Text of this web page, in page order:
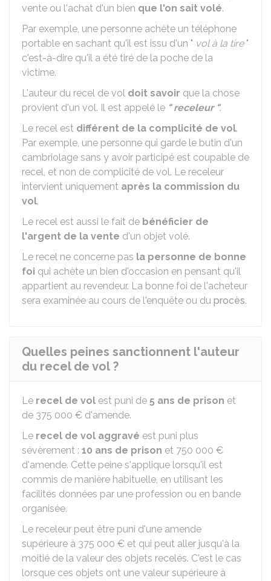
vente ou l'achat d'un bien que l'on sait volé.
Par exemple, une personne achète un téléphone
portable en sachant qu'il est issu d'un " vol à la tire "
c'est-à-dire qu'il a été tiré de la poche de la
victime.
L'auteur du recel de vol doit savoir que la chose
provient d'un vol. Il est appelé le " receleur ".
Le recel est différent de la complicité de vol.
Par exemple, une personne qui garde le butin d'un
cambriolage sans y avoir participé est coupable de
recel, et non de complicité de vol. Le receleur
intervient uniquement après la commission du
vol.
Le recel est aussi le fait de bénéficier de
l'argent de la vente d'un objet volé.
Le recel ne concerne pas la personne de bonne
foi qui achète un bien d'occasion en pensant qu'il
appartient au revendeur. La bonne foi de l'acheteur
sera examinée au cours de l'enquête ou du procès.
Quelles peines sanctionnent l'auteur
du recel de vol ?
Le recel de vol est puni de 5 ans de prison et
de 375 000 € d'amende.
Le recel de vol aggravé est puni plus
sévèrement : 10 ans de prison et 750 000 €
d'amende. Cette peine s'applique lorsqu'il est
commis de manière habituelle, en utilisant les
facilités données par une profession ou en bande
organisée.
Le receleur peut être puni d'une amende
supérieure à 375 000 € et qui peut aller jusqu'à la
moitié de la valeur des objets recelés. C'est le cas
lorsque ces objets ont une valeur supérieure à